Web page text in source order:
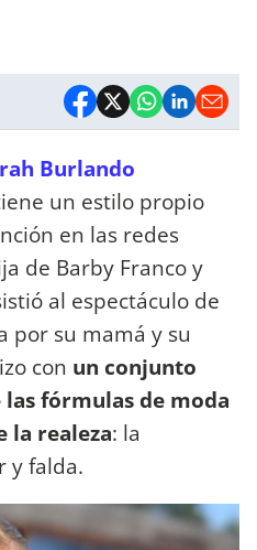
Burlando
un estilo propio
en las redes
de Barby Franco y
al espectáculo de
por su mamá y su
con un conjunto
fórmulas de moda
la realeza: la
y falda.